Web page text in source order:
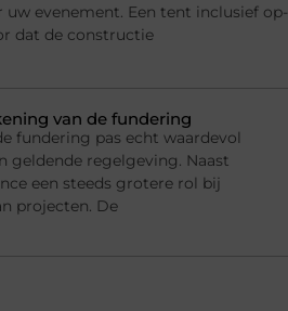
evenement. Een tent inclusief op-
dat de constructie
van de fundering
fundering pas echt waardevol
geldende regelgeving. Naast
een steeds grotere rol bij
projecten. De